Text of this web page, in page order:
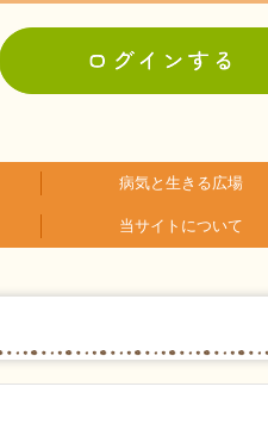
病気と生きる広場
当サイトについて